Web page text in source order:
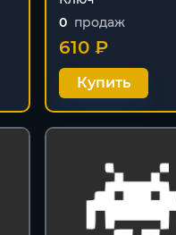
0 продаж
610 ₽
Купить